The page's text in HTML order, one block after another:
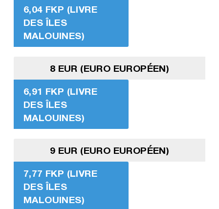
6,04 FKP (LIVRE
DES ÎLES
MALOUINES)
8 EUR (EURO EUROPÉEN)
6,91 FKP (LIVRE
DES ÎLES
MALOUINES)
9 EUR (EURO EUROPÉEN)
7,77 FKP (LIVRE
DES ÎLES
MALOUINES)